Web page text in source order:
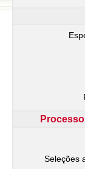
Seleções